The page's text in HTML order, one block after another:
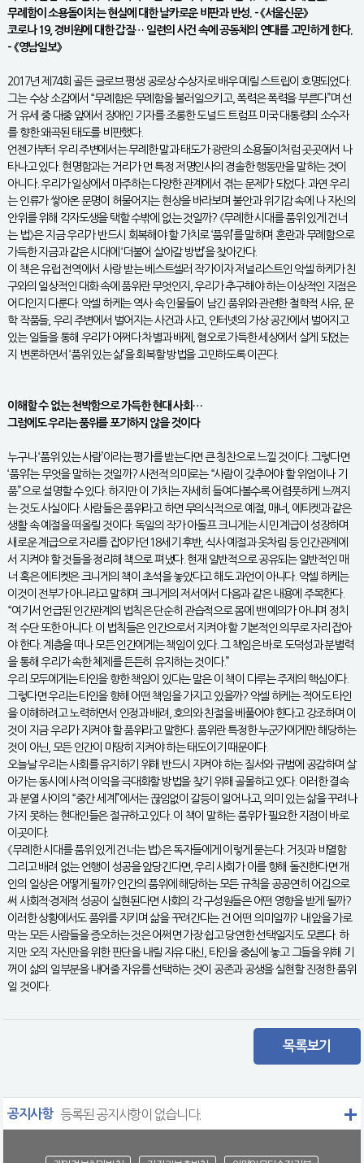
무례함이 소용돌이치는 현실에 대한 날카로운 비판과 반성. - 《서울신문》
코로나 19, 경비원에 대한 갑질… 일련의 사건 속에 공동체의 연대를 고민하게 한다.
- 《영남일보》
2017년 제74회 골든 글로브 평생 공로상 수상자로 배우 메릴 스트립이 호명되었다.
그는 수상 소감에서 “무례함은 무례함을 불러일으키고, 폭력은 폭력을 부른다”며 선
거 유세 중 대중 앞에서 장애인 기자를 조롱한 도널드 트럼프 미국 대통령의 소수자
를 향한 왜곡된 태도를 비판했다.
언젠가부터 우리 주변에서는 무례한 말과 태도가 광란의 소용돌이처럼 곳곳에서 나
타나고 있다. 현명함과는 거리가 먼 특정 저명인사의 경솔한 행동만을 말하는 것이
아니다. 우리가 일상에서 마주하는 다양한 관계에서 겪는 문제가 되었다. 과연 우리
는 인류가 쌓아온 문명이 허물어지는 현상을 바라보며 불안과 위기감 속에 나 자신의
안위를 위해 각자도생을 택할 수밖에 없는 것일까? 《무례한 시대를 품위 있게 건너
는 법》은 지금 우리가 반드시 회복해야 할 가치로 ‘품위’를 말하며 혼란과 무례함으로
가득한 지금과 같은 시대에 ‘더불어 살아갈 방법’을 찾아간다.
이 책은 유럽 전역에서 사랑 받는 베스트셀러 작가이자 저널리스트인 악셀 하케가 친
구와의 일상적인 대화 속에 품위란 무엇인지, 우리가 추구해야 하는 이상적인 지점은
어디인지 다룬다. 악셀 하케는 역사 속 인물들이 남긴 품위와 관련한 철학적 사유, 문
학 작품들, 우리 주변에서 벌어지는 사건과 사고, 인터넷의 가상 공간에서 벌어지고
있는 일들을 통해 우리가 어쩌다 차별과 배제, 혐오로 가득한 세상에서 살게 되었는
지 변론하면서 ‘품위 있는 삶’을 회복할 방법을 고민하도록 이끈다.
이해할 수 없는 천박함으로 가득한 현대 사회…
그럼에도 우리는 품위를 포기하지 않을 것이다
누구나 ‘품위 있는 사람’이라는 평가를 받는다면 큰 칭찬으로 느낄 것이다. 그렇다면
‘품위’는 무엇을 말하는 것일까? 사전적 의미로는 “사람이 갖추어야 할 위엄이나 기
품”으로 설명할 수 있다. 하지만 이 가치는 자세히 들여다볼수록 어렴풋하게 느껴지
는 것도 사실이다. 사람들은 품위라고 하면 무의식적으로 예절, 매너, 에티켓과 같은
생활 속 예절을 떠올릴 것이다. 독일의 작가 아돌프 크니게는 시민 계급이 성장하며
새로운 계급으로 자리를 잡아가던 18세기 후반, 식사 예절과 옷차림 등 인간관계에
서 지켜야 할 것들을 정리해 책으로 펴냈다. 현재 일반적으로 공유되는 일반적인 매
너 혹은 에티켓은 크니게의 책이 초석을 놓았다고 해도 과언이 아니다. 악셀 하케는
이것이 전부가 아니라고 말하며 크니게의 저서에서 다음과 같은 내용에 주목한다.
“여기서 언급된 인간관계의 법칙은 단순히 관습적으로 몸에 밴 예의가 아니며 정치
적 수단 또한 아니다. 이 법칙들은 인간으로서 지켜야 할 기본적인 의무로 자리 잡아
야 한다. 계층을 떠나 모든 인간에게는 책임이 있다. 그 책임은 바로 도덕성과 분별력
을 통해 우리가 속한 체제를 든든히 유지하는 것이다.”
우리 모두에게는 타인을 향한 책임이 있다는 말은 이 책이 다루는 주제의 핵심이다.
그렇다면 우리는 타인을 향해 어떤 책임을 가지고 있을까? 악셀 하케는 적어도 타인
을 이해하려고 노력하면서 인정과 배려, 호의와 친절을 베풀어야 한다고 강조하며 이
것이 지금 우리가 지켜야 할 품위라고 말한다. 품위란 특정한 누군가에게만 해당하는
것이 아닌, 모든 인간이 마땅히 지켜야 하는 태도이기 때문이다.
오늘날 우리는 사회를 유지하기 위해 반드시 지켜야 하는 질서와 규범에 공감하며 살
아가는 동시에 사적 이익을 극대화할 방법을 찾기 위해 골몰하고 있다. 이러한 결속
과 분열 사이의 “중간 세계”에서는 끊임없이 갈등이 일어나고, 의미 있는 삶을 꾸려나
가지 못하는 현대인들은 절규하고 있다. 이 책이 말하는 품위가 필요한 지점이 바로
이곳이다.
《무례한 시대를 품위 있게 건너는 법》은 독자들에게 이렇게 묻는다. 거짓과 비열함
그리고 배려 없는 언행이 성공을 앞당긴다면, 우리 사회가 이를 향해 돌진한다면 개
인의 일상은 어떻게 될까? 인간의 품위에 해당하는 모든 규칙을 공공연히 어김으로
써 사회적·경제적 성공이 실현된다면 사회의 각 구성원들은 어떤 영향을 받게 될까?
이러한 상황에서도 품위를 지키며 삶을 꾸려간다는 건 어떤 의미일까? 내 앞을 가로
막는 모든 사람들을 증오하는 것은 어쩌면 가장 쉽고 당연한 선택일지도 모른다. 하
지만 오직 자신만을 위한 판단을 내릴 자유 대신, 타인을 중심에 놓고 그들을 위해 기
꺼이 삶의 일부분을 내어줄 자유를 선택하는 것이 공존과 공생을 실현할 진정한 품위
일 것이다.
목록보기
공지사항 등록된 공지사항이 없습니다.